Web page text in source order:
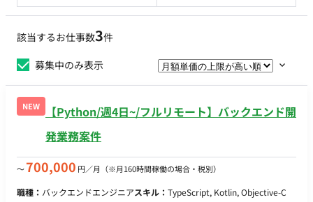
該当するお仕事数3件
募集中のみ表示
NEW
【Python/週4日~/フルリモート】バックエンド開
発業務案件
〜700,000 円／月 （※月160時間稼働の場合・税別）
職種： バックエンドエンジニアスキル： TypeScript, Kotlin, Objective-C